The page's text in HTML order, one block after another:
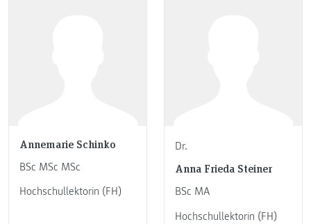
Annemarie Schinko
BSc MSc MSc
Hochschullektorin (FH)
Dr.
Anna Frieda Steiner
BSc MA
Hochschullektorin (FH)